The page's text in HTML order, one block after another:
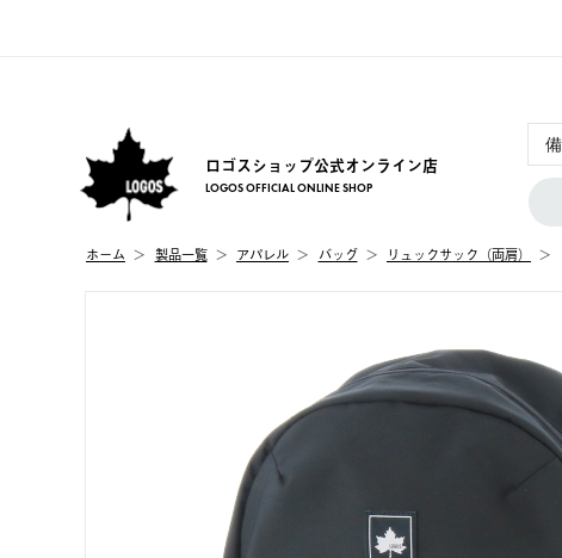
ロゴスショップ公式オンライン店
LOGOS OFFICIAL ONLINE SHOP
ホーム 製品⼀覧 アパレル バッグ リュックサック（両肩）